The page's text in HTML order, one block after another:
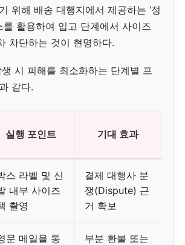
위해 배송 대행지에서 제공하는 ‘정
를 활용하여 입고 단계에서 사이즈
차단하는 것이 현명하다.
시 피해를 최소화하는 단계별 프
같다.
실행 포인트 기대 효과
스 라벨 및 신
내부 사이즈
촬영
결제 대행사 분
쟁(Dispute) 근
거 확보
문 메일을 통
부분 환불 또는